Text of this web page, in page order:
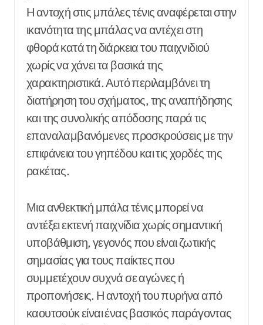
Η αντοχή στις μπάλες τένις αναφέρεται στην
ικανότητα της μπάλας να αντέχει στη
φθορά κατά τη διάρκεια του παιχνιδιού
χωρίς να χάνει τα βασικά της
χαρακτηριστικά. Αυτό περιλαμβάνει τη
διατήρηση του σχήματος, της αναπήδησης
και της συνολικής απόδοσης παρά τις
επαναλαμβανόμενες προσκρούσεις με την
επιφάνεια του γηπέδου και τις χορδές της
ρακέτας.
Μια ανθεκτική μπάλα τένις μπορεί να
αντέξει εκτενή παιχνίδια χωρίς σημαντική
υποβάθμιση, γεγονός που είναι ζωτικής
σημασίας για τους παίκτες που
συμμετέχουν συχνά σε αγώνες ή
προπονήσεις. Η αντοχή του πυρήνα από
καουτσούκ είναι ένας βασικός παράγοντας